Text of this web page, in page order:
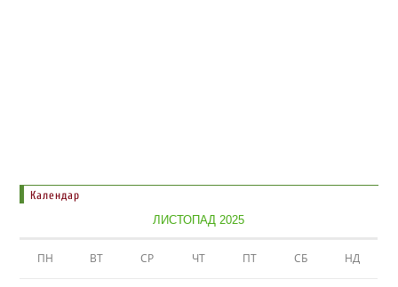
Календар
ЛИСТОПАД 2025
ПН ВТ СР ЧТ ПТ СБ НД